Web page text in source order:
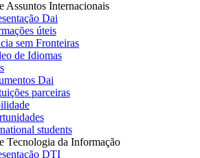
Assuntos Internacionais
Dai
úteis
sem Fronteiras
de Idiomas
Dai
parceiras
students
Tecnologia da Informação
DTI